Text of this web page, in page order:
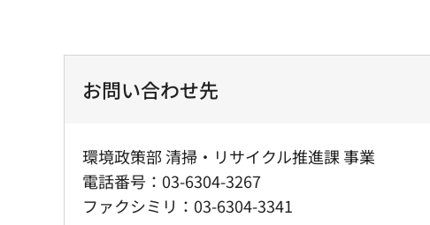
お問い合わせ先
環境政策部 清掃・リサイクル推進課 事業
電話番号：03-6304-3267
ファクシミリ：03-6304-3341